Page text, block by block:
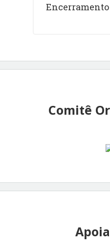
Encerramento
Comitê